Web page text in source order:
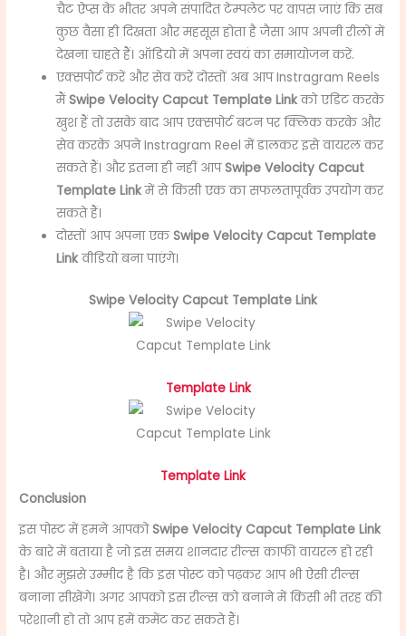
चैट ऐप्स के भीतर अपने संपादित टेम्पलेट पर वापस जाएं कि सब
कुछ वैसा ही दिखता और महसूस होता है जैसा आप अपनी रीलों में
देखना चाहते हैं। ऑडियो में अपना स्वयं का समायोजन करें.
एक्सपोर्ट करें और सेव करें दोस्तों अब आप Instragram Reels
मैंSwipe Velocity Capcut Template Linkको एडिट करके
खुश हैं तो उसके बाद आप एक्सपोर्ट बटन पर क्लिक करके और
सेव करके अपने Instragram Reel में डालकर इसे वायरल कर
सकते हैं। और इतना ही नहीं आपSwipe Velocity Capcut
Template Linkमें से किसी एक का सफलतापूर्वक उपयोग कर
सकते हैं।
दोस्तों आप अपना एकSwipe Velocity Capcut Template
Linkवीडियो बना पाएंगे।
Swipe Velocity Capcut Template Link
Template Link
Template Link
Conclusion
इस पोस्ट में हमने आपकोSwipe Velocity Capcut Template Link
के बारे में बताया है जो इस समय शानदार रील्स काफी वायरल हो रही
है। और मुझसे उम्मीद है कि इस पोस्ट को पढ़कर आप भी ऐसी रील्स
बनाना सीखेंगे। अगर आपको इस रील्स को बनाने में किसी भी तरह की
परेशानी हो तो आप हमें कमेंट कर सकते हैं।